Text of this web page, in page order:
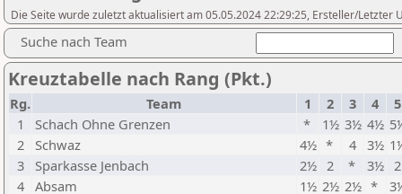
Die Seite wurde zuletzt aktualisiert am 05.05.2024 22:29:25, Ersteller/Letzter
Suche nach Team
Kreuztabelle nach Rang (Pkt.)
Rg. Team 1 2 3 4
5
1
Schach Ohne Grenzen * 1½ 3½ 4½
2
Schwaz 4½ * 4 3½
3
Sparkasse Jenbach 2½ 2 * 3½ 2
4 Absam 1½ 2½ 2½ *